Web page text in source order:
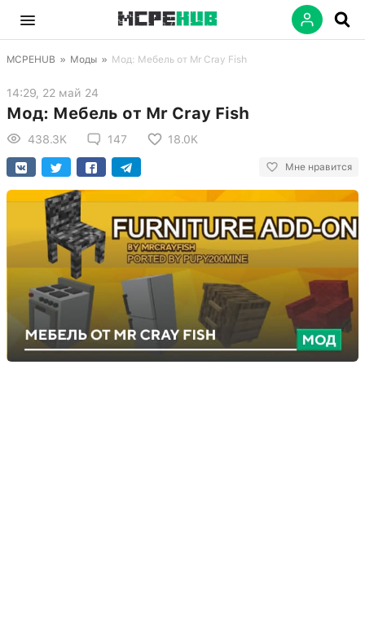
MCPEHUB » Моды » Мод: Мебель от Mr Cray Fish
14:29, 22 май 24
Мод: Мебель от Mr Cray Fish
438.3K 147 18.0K
Мне нравится